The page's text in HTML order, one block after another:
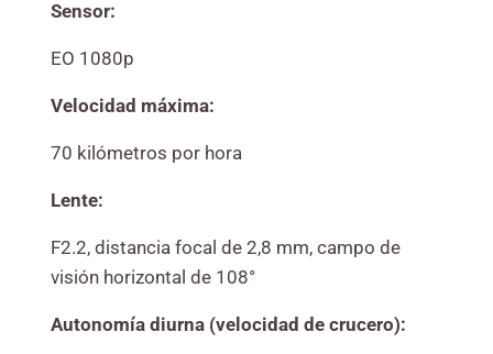
Sensor:
EO 1080p
Velocidad máxima:
70 kilómetros por hora
Lente:
F2.2, distancia focal de 2,8 mm, campo de
visión horizontal de 108°
Autonomía diurna (velocidad de crucero):